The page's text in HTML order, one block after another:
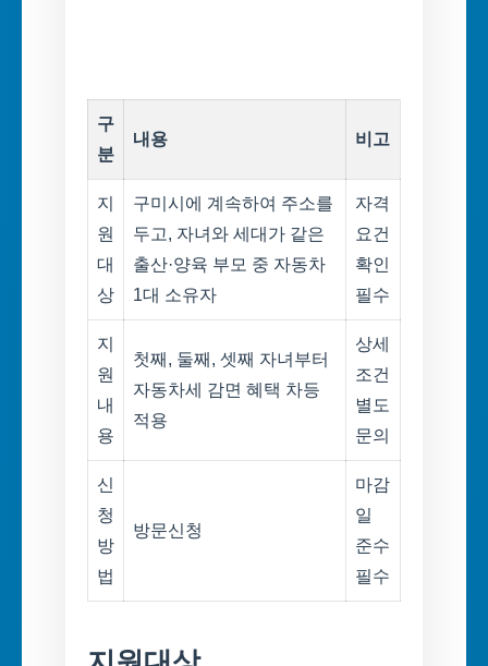
구
분
내용 비고
지
원
대
상
구미시에 계속하여 주소를
두고, 자녀와 세대가 같은
출산·양육 부모 중 자동차
1대 소유자
자격
요건
확인
필수
지
원
내
용
첫째, 둘째, 셋째 자녀부터
자동차세 감면 혜택 차등
적용
상세
조건
별도
문의
신
청
방
법
방문신청
마감
일
준수
필수